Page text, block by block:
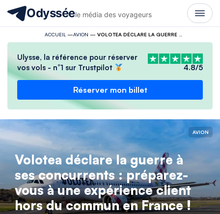
Odysséele média des voyageurs
ACCUEIL —AVION —
Ulysse, la référence pour réserver
vos vols - n°1 sur Trustpilot
4.8/5
Réserver mon billet
AVION
Volotea déclare la guerre à
ses concurrents : préparez-
vous à une expérience client
hors du commun en France !